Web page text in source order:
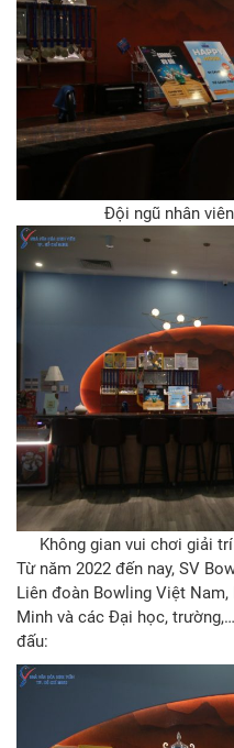
Đội ngũ nhân
Không gian vui chơi giải
Từ năm 2022 đến nay, SV
Liên đoàn Bowling Việt
Minh và các Đại học,
đấu: